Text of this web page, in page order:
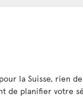
la Suisse, rien
de planifier votre